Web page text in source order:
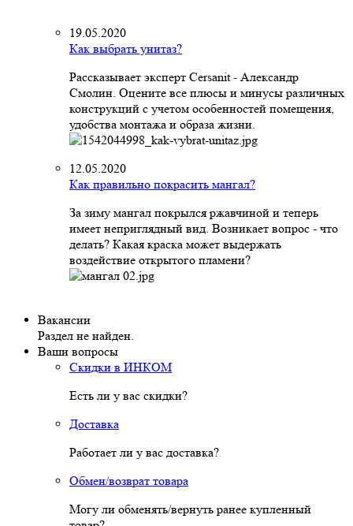
19.05.2020
Как выбрать унитаз?
Рассказывает эксперт Cersanit - Александр
Смолин. Оцените все плюсы и минусы различных
конструкций с учетом особенностей помещения,
удобства монтажа и образа жизни.
12.05.2020
Как правильно покрасить мангал?
За зиму мангал покрылся ржавчиной и теперь
имеет неприглядный вид. Возникает вопрос - что
делать? Какая краска может выдержать
воздействие открытого пламени?
Вакансии
Раздел не найден.
Ваши вопросы
Скидки в ИНКОМ
Есть ли у вас скидки?
Доставка
Работает ли у вас доставка?
Обмен/возврат товара
Могу ли обменять/вернуть ранее купленный